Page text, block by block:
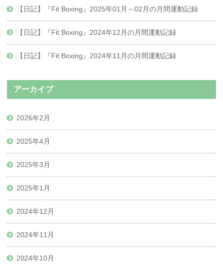
【日記】『Fit Boxing』2025年01月～02月の月間運動記録
【日記】『Fit Boxing』2024年12月の月間運動記録
【日記】『Fit Boxing』2024年11月の月間運動記録
アーカイブ
2026年2月
2025年4月
2025年3月
2025年1月
2024年12月
2024年11月
2024年10月